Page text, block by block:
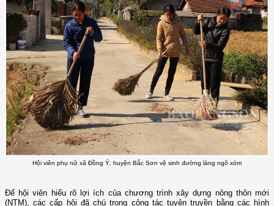
Hội viên phụ nữ xã Đồng Ý, huyện Bắc Sơn vệ sinh đường làng ngõ xóm
Để hội viên hiểu rõ lợi ích của chương trình xây dựng nông thôn mới
(NTM), các cấp hội đã chú trọng công tác tuyên truyền bằng các hình